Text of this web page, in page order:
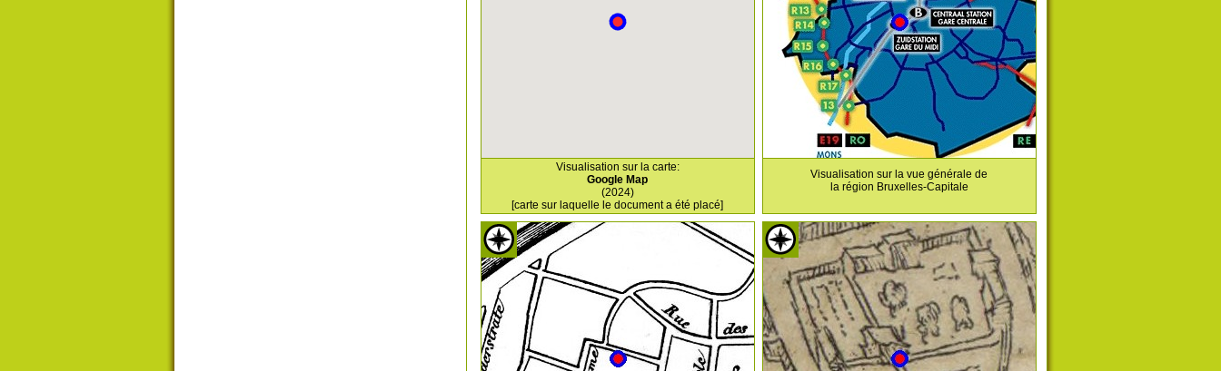
Visualisation sur la carte:
Google Map
(2024)
[carte sur laquelle le document a été placé]
Visualisation sur la vue générale de
la région Bruxelles-Capitale